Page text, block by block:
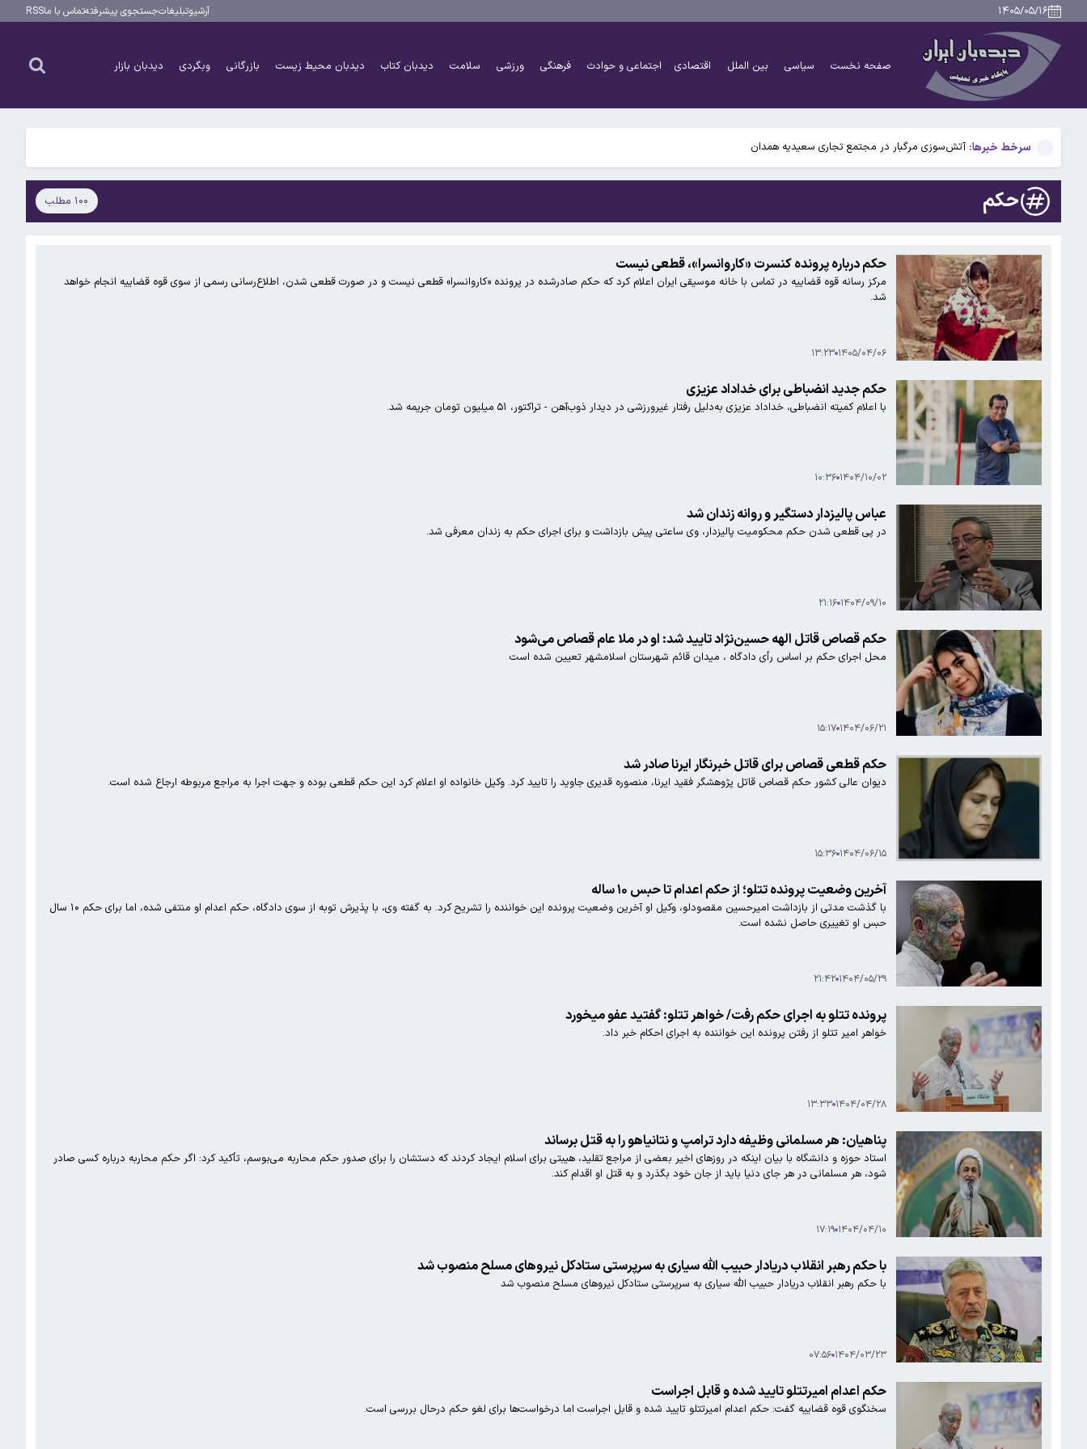
۱۴۰۵/۰۵/۱۶ آرشیوتبلیغاتجستجوی پیشرفتهتماس با ماRSS
صفحه نخست سیاسی بین الملل اقتصادی اجتماعی و حوادث فرهنگی ورزشی سلامت دیدبان کتاب دیدبان محیط زیست بازرگانی وبگردی دیدبان بازار
سرخط خبرها:
بوگاتی سفارشی با نام «دِستِریِر» معرفی شد / W۱۶ هنوز نفس می‌کشد /عکس و فیلم
یافته جدید: سرعت گرمایش جهانی در یک دهه گذشته تقریباً دو برابر شده است
جزئیات جدید افزایش سنوات بازنشستگی/ چه کسانی باید بیشتر کار کنند و چه افرادی معاف هستند؟
آتش‌سوزی مرگبار در مجتمع تجاری سعیدیه همدان
دانشمندان راز آبشار خونین جنوبگان را کشف کردند
یافته جدید: سرعت گرمایش جهانی در یک دهه گذشته تقریباً دو برابر شده است
جزئیات جدید افزایش سنوات بازنشستگی/ چه کسانی باید بیشتر کار کنند و چه افرادی معاف هستند؟
حکم ۱۰۰ مطلب
حکم درباره پرونده کنسرت «کاروانسرا»، قطعی نیست
مرکز رسانه قوه قضاییه در تماس با خانه موسیقی ایران اعلام کرد که حکم صادرشده در پرونده «کاروانسرا» قطعی نیست و در صورت قطعی شدن، اطلاع‌رسانی رسمی از سوی قوه قضاییه انجام خواهد
شد.
۱۴۰۵/۰۴/۰۶ ۱۳:۲۳
حکم جدید انضباطی برای خداداد عزیزی
با اعلام کمیته انضباطی، خداداد عزیزی به‌دلیل رفتار غیرورزشی در دیدار ذوب‌آهن - تراکتور، ۵۱ میلیون تومان جریمه شد.
۱۴۰۴/۱۰/۰۲ ۱۰:۳۶
عباس پالیزدار دستگیر و روانه زندان شد
در پی قطعی شدن حکم محکومیت پالیزدار، وی ساعتی پیش بازداشت و برای اجرای حکم به زندان معرفی شد.
۱۴۰۴/۰۹/۱۰ ۲۱:۱۶
حکم قصاص قاتل الهه حسین‌نژاد تایید شد: او در ملا عام قصاص می‌شود
محل اجرای حکم بر اساس رأی دادگاه ، میدان قائم شهرستان اسلامشهر تعیین شده است
۱۴۰۴/۰۶/۲۱ ۱۵:۱۷
حکم قطعی قصاص برای قاتل خبرنگار ایرنا صادر شد
دیوان عالی کشور حکم قصاص قاتل پژوهشگر فقید ایرنا، منصوره قدیری جاوید را تایید کرد. وکیل خانواده او اعلام کرد این حکم قطعی بوده و جهت اجرا به مراجع مربوطه ارجاع شده است.
۱۴۰۴/۰۶/۱۵ ۱۵:۳۶
آخرین وضعیت پرونده تتلو؛ از حکم اعدام تا حبس ۱۰ ساله
با گذشت مدتی از بازداشت امیرحسین مقصودلو، وکیل او آخرین وضعیت پرونده این خواننده را تشریح کرد. به گفته وی، با پذیرش توبه از سوی دادگاه، حکم اعدام او منتفی شده، اما برای حکم ۱۰ سال
حبس او تغییری حاصل نشده است.
۱۴۰۴/۰۵/۲۹ ۲۱:۴۲
پرونده تتلو به اجرای حکم رفت/ خواهر تتلو: گفتید عفو میخورد
خواهر امیر تتلو از رفتن پرونده این خواننده به اجرای احکام خبر داد.
۱۴۰۴/۰۴/۲۸ ۱۳:۳۳
پناهیان: هر مسلمانی وظیفه دارد ترامپ و نتانیاهو را به قتل برساند
استاد حوزه و دانشگاه با بیان اینکه در روزهای اخیر بعضی از مراجع تقلید، هیبتی برای اسلام ایجاد کردند که دستشان را برای صدور حکم محاربه می‌بوسم، تأکید کرد: اگر حکم محاربه درباره کسی صادر
شود، هر مسلمانی در هر جای دنیا باید از جان خود بگذرد و به قتل او اقدام کند.
۱۴۰۴/۰۴/۱۰ ۱۷:۱۹
با حکم رهبر انقلاب دریادار حبیب الله سیاری به سرپرستی ستادکل نیروهای مسلح منصوب شد
با حکم رهبر انقلاب دریادار حبیب الله سیاری به سرپرستی ستادکل نیروهای مسلح منصوب شد
۱۴۰۴/۰۳/۲۳ ۰۷:۵۶
حکم اعدام امیرتتلو تایید شده و قابل اجراست
سخنگوی قوه قضاییه گفت: حکم اعدام امیرتتلو تایید شده و قابل اجراست اما درخواست‌ها برای لغو حکم درحال بررسی است.